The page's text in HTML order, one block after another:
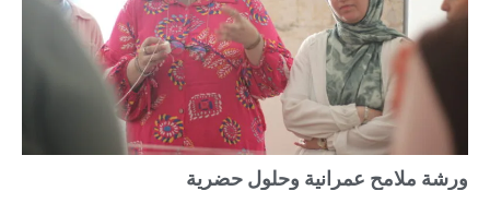
ورشة ملامح عمرانية وحلول حضرية